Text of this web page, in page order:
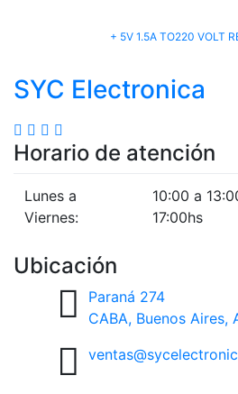
+ 5V 1.5A TO220 VOLT
SYC Electronica
Horario de atención
Lunes a
Viernes:
10:00 a
17:00hs
Ubicación
Paraná 274
CABA, Buenos Aires,